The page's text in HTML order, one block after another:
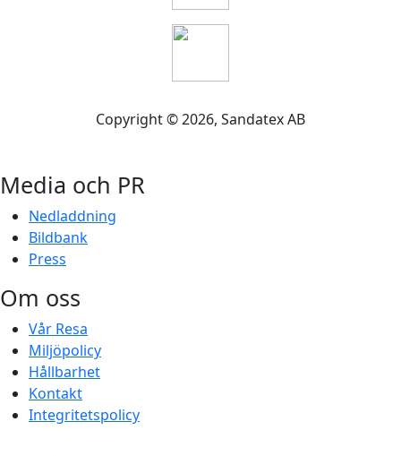
Copyright ©2026, Sandatex AB
Media och PR
Nedladdning
Bildbank
Press
Om oss
Vår Resa
Miljöpolicy
Hållbarhet
Kontakt
Integritetspolicy